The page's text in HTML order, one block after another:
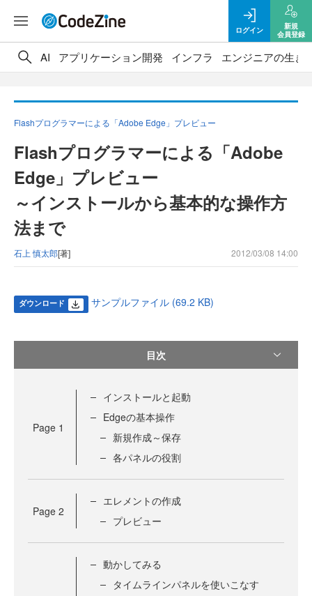
ログイン
新規
会員登録
AI アプリケーション開発 インフラ エンジニアの生き
Flashプログラマーによる「Adobe Edge」プレビュー
Flashプログラマーによる「Adobe
Edge」プレビュー
～インストールから基本的な操作方
法まで
石上 慎太郎[著] 2012/03/08 14:00
ダウンロード サンプルファイル (69.2 KB)
目次
Page 1
インストールと起動
Edgeの基本操作
新規作成～保存
各パネルの役割
Page 2
エレメントの作成
プレビュー
動かしてみる
タイムラインパネルを使いこなす